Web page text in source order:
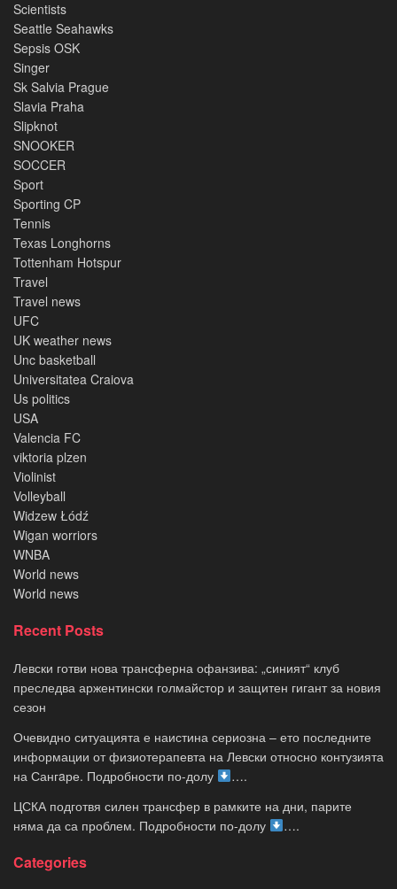
Scientists
Seattle Seahawks
Sepsis OSK
Singer
Sk Salvia Prague
Slavia Praha
Slipknot
SNOOKER
SOCCER
Sport
Sporting CP
Tennis
Texas Longhorns
Tottenham Hotspur
Travel
Travel news
UFC
UK weather news
Unc basketball
Universitatea Craiova
Us politics
USA
Valencia FC
viktoria plzen
Violinist
Volleyball
Widzew Łódź
Wigan worriors
WNBA
World news
World news
Recent Posts
Левски готви нова трансферна офанзива: „синият“ клуб
преследва аржентински голмайстор и защитен гигант за новия
сезон
Очевидно ситуацията е наистина сериозна – ето последните
информации от физиотерапевта на Левски относно контузията
на Сангaре. Подробности по-долу
….
ЦСКА подготвя силен трансфер в рамките на дни, парите
няма да са проблем. Подробности по-долу
….
Categories